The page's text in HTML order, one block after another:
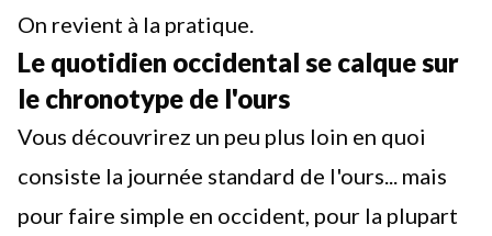
On revient à la pratique.
Le quotidien occidental se calque sur
le chronotype de l'ours
Vous découvrirez un peu plus loin en quoi
consiste la journée standard de l'ours... mais
pour faire simple en occident, pour la plupart